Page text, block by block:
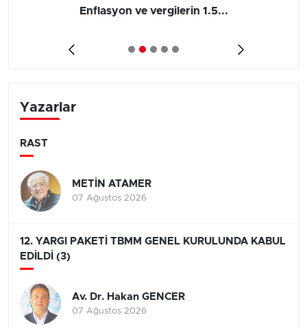
Enflasyon ve vergilerin 1.5...
Yazarlar
RAST
METİN ATAMER
07 Ağustos 2026
12. YARGI PAKETİ TBMM GENEL KURULUNDA KABUL
EDİLDİ (3)
Av. Dr. Hakan GENCER
07 Ağustos 2026